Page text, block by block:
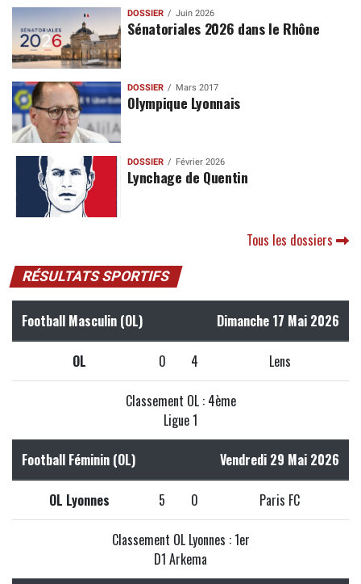
DOSSIER Juin 2026
Sénatoriales 2026 dans le Rhône
DOSSIER Mars 2017
Olympique Lyonnais
DOSSIER Février 2026
Lynchage de Quentin
Tous les dossiers
RÉSULTATS SPORTIFS
Football Masculin (OL) Dimanche 17 Mai 2026
OL 0 4 Lens
Classement OL : 4ème
Ligue 1
Football Féminin (OL) Vendredi 29 Mai 2026
OL Lyonnes 5 0 Paris FC
Classement OL Lyonnes : 1er
D1 Arkema